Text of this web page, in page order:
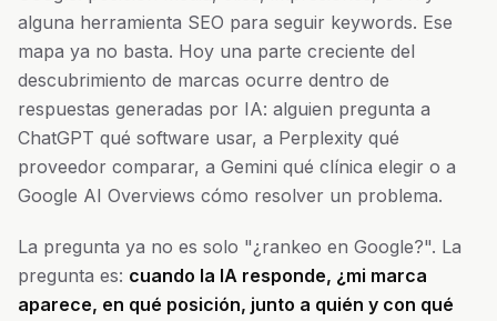
alguna herramienta SEO para seguir keywords. Ese
mapa ya no basta. Hoy una parte creciente del
descubrimiento de marcas ocurre dentro de
respuestas generadas por IA: alguien pregunta a
ChatGPT qué software usar, a Perplexity qué
proveedor comparar, a Gemini qué clínica elegir o a
Google AI Overviews cómo resolver un problema.
La pregunta ya no es solo "¿rankeo en Google?". La
pregunta es: cuando la IA responde, ¿mi marca
aparece, en qué posición, junto a quién y con qué